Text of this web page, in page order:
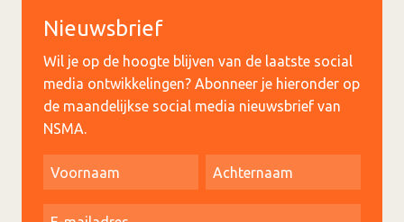
Nieuwsbrief
Wil je op de hoogte blijven van de laatste social
media ontwikkelingen? Abonneer je hieronder op
de maandelijkse social media nieuwsbrief van
NSMA.